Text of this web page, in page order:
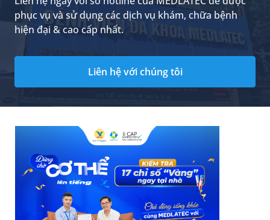
phục vụ và sử dụng các dịch vụ khám, chữa bệnh
hiện đại & cao cấp nhất.
Liên hệ với chúng tôi